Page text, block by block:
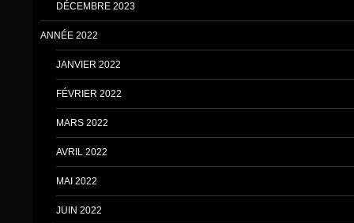
DÉCEMBRE 2023
ANNÉE 2022
JANVIER 2022
FÉVRIER 2022
MARS 2022
AVRIL 2022
MAI 2022
JUIN 2022